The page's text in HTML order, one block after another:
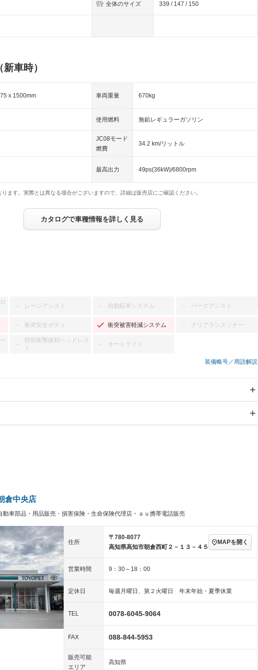
全体のサイズ 339 / 147 / 150
車時）
x 1500mm 車両重量 670kg
使用燃料 無鉛レギュラーガソリン
JC08モード
燃費
34.2 km/リットル
最高出力 49ps(36kW)/6800rpm
ます。実際とは異なる場合がございますので、詳細は販売店にご確認ください。
カタログで車種情報を詳しく見る
－ レーンアシスト － 自動駐車システム － パークアシスト
－ 衝突安全ボディ 衝突被害軽減システム － クリアランスソナー
－
頸部衝撃緩和ヘッドレス
ト
－ オートライト
装備略号／用語解説
席
トロール
－ 展示・試乗車
チェンジャー／ミュージック
－ HID(キセノンライト)
－ エアロ － スマートキー －
パワーシート
－ チップアップシート オットマン － 電動格納サードシート
ウォークスルー 後席モニター
－ シートエアコン
－ エアサスペンション
倉中央店
動車部品・用品販売・損害保険・生命保険代理店・ａｕ携帯電話販売
住所
〒780-8077
高知県高知市朝倉西町２－１３－４５
MAPを開く
営業時間 9：30～18：00
定休日 毎週月曜日、第２火曜日 年末年始・夏季休業
TEL 0078-6045-9064
FAX 088-844-5953
販売可能
エリア
高知県